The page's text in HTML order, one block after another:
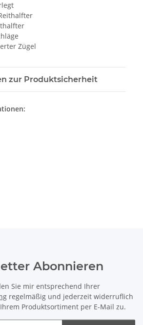
Zügel
zur Produktsicherheit
Abonnieren
Sie mir entsprechend Ihrer
regelmäßig und jederzeit widerruflich
Produktsortiment per E-Mail zu.